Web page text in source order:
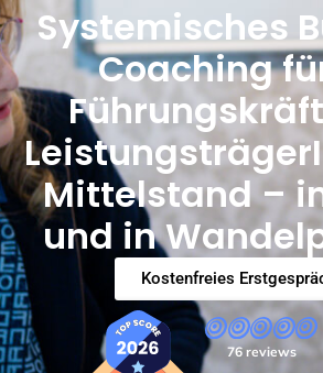
Systemisches
Coaching
Mittelstand –
und in
Kostenfreies
76 reviews